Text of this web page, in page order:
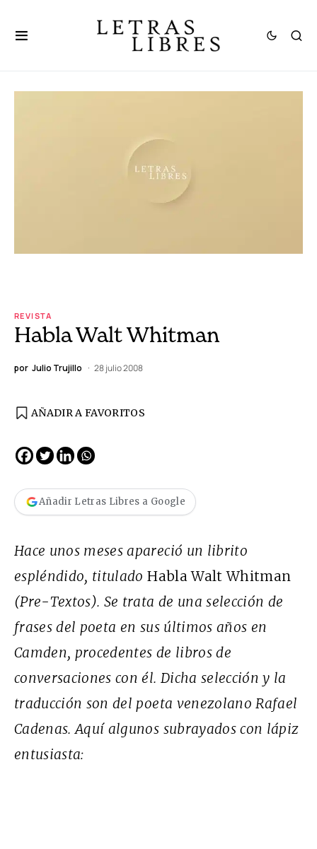
REVISTA
Habla Walt Whitman
por Julio Trujillo 28 julio 2008
AÑADIR A FAVORITOS
Añadir Letras Libres a Google
Hace unos meses apareció un librito
espléndido, titulado Habla Walt Whitman
(Pre-Textos). Se trata de una selección de
frases del poeta en sus últimos años en
Camden, procedentes de libros de
conversaciones con él. Dicha selección y la
traducción son del poeta venezolano Rafael
Cadenas. Aquí algunos subrayados con lápiz
entusiasta: